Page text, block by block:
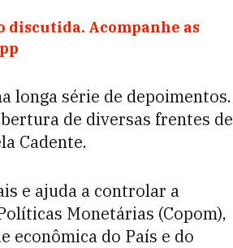
Acompanhe as
longa série de depoimentos.
de diversas frentes de
Cadente.
e ajuda a controlar a
Monetárias (Copom),
econômica do País e do